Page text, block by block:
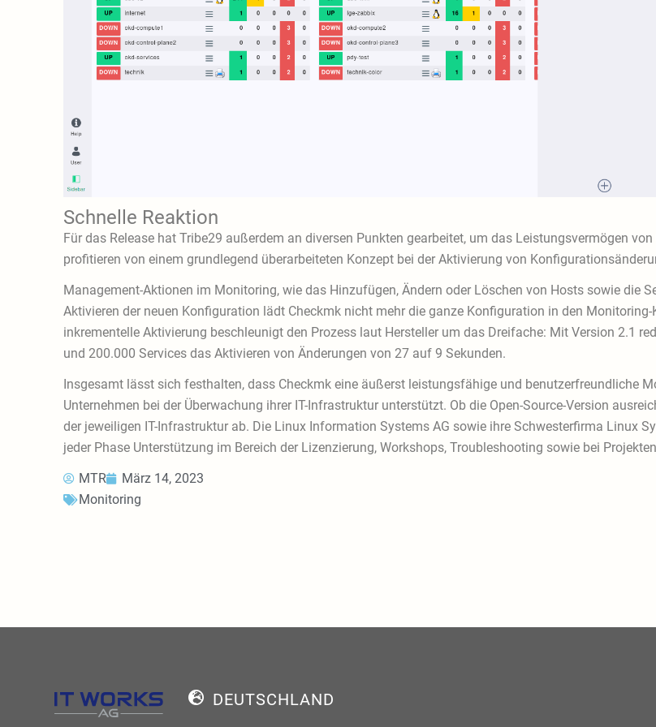
Schnelle Reaktion
Für das Release hat Tribe29 außerdem an diversen Punkten gearbeitet, um das Leistungsvermögen
profitieren von einem grundlegend überarbeiteten Konzept bei der Aktivierung von
Management-Aktionen im Monitoring, wie das Hinzufügen, Ändern oder Löschen von Hosts sowie die
Aktivieren der neuen Konfiguration lädt Checkmk nicht mehr die ganze Konfiguration in den
inkrementelle Aktivierung beschleunigt den Prozess laut Hersteller um das Dreifache: Mit Version 2.1
und 200.000 Services das Aktivieren von Änderungen von 27 auf 9 Sekunden.
Insgesamt lässt sich festhalten, dass Checkmk eine äußerst leistungsfähige und benutzerfreundliche
Unternehmen bei der Überwachung ihrer IT-Infrastruktur unterstützt. Ob die Open-Source-Version
der jeweiligen IT-Infrastruktur ab. Die Linux Information Systems AG sowie ihre Schwesterfirma Linux
jeder Phase Unterstützung im Bereich der Lizenzierung, Workshops, Troubleshooting sowie bei
MTR
März 14, 2023
Monitoring
DEUTSCHLAND